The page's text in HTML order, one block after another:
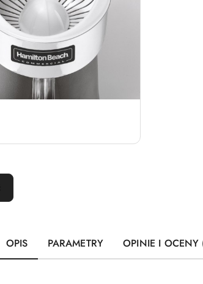
OPIS PARAMETRY OPINIE I OCENY